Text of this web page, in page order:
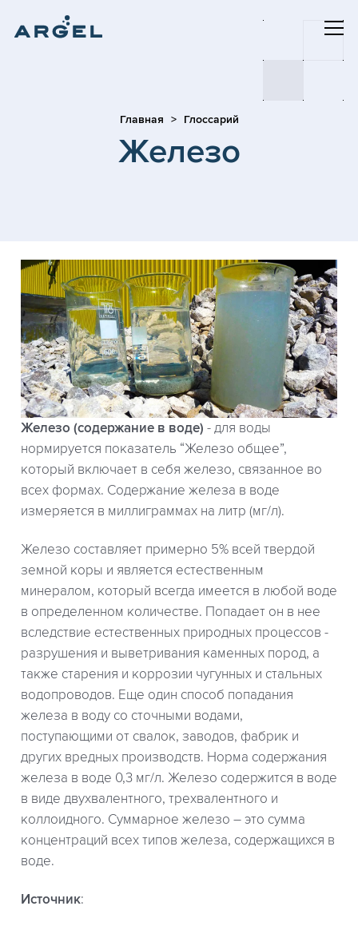
Главная Глоссарий
Железо
Железо (содержание в воде) - для воды
нормируется показатель “Железо общее”,
который включает в себя железо, связанное во
всех формах. Содержание железа в воде
измеряется в миллиграммах на литр (мг/л).
Железо составляет примерно 5% всей твердой
земной коры и является естественным
минералом, который всегда имеется в любой воде
в определенном количестве. Попадает он в нее
вследствие естественных природных процессов -
разрушения и выветривания каменных пород, а
также старения и коррозии чугунных и стальных
водопроводов. Еще один способ попадания
железа в воду со сточными водами,
поступающими от свалок, заводов, фабрик и
других вредных производств. Норма содержания
железа в воде 0,3 мг/л. Железо содержится в воде
в виде двухвалентного, трехвалентного и
коллоидного. Суммарное железо – это сумма
концентраций всех типов железа, содержащихся в
воде.
Источник: